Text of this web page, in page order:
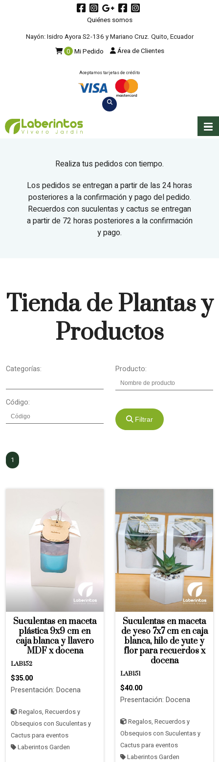
Quiénes somos
Nayón: Isidro Ayora S2-136 y Mariano Cruz. Quito, Ecuador
0 Mi Pedido Área de Clientes
Aceptamos tarjetas de crédito
Realiza tus pedidos con tiempo.
Los pedidos se entregan a partir de las 24 horas
posteriores a la confirmación y pago del pedido.
Recuerdos con suculentas y cactus se entregan
a partir de 72 horas posteriores a la confirmación
y pago.
Tienda de Plantas y
Productos
Categorías: Producto:
Código:
Filtrar
1
Suculentas en maceta
plástica 9x9 cm en
caja blanca y llavero
MDF x docena
LAB152
$35.00
Presentación: Docena
Regalos, Recuerdos y
Obsequios con Suculentas y
Cactus para eventos
Laberintos Garden
Suculentas en maceta
de yeso 7x7 cm en caja
blanca, hilo de yute y
flor para recuerdos x
docena
LAB151
$40.00
Presentación: Docena
Regalos, Recuerdos y
Obsequios con Suculentas y
Cactus para eventos
Laberintos Garden